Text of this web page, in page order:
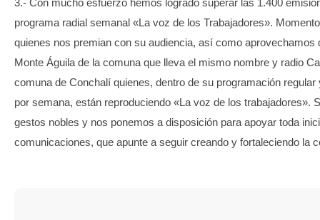
3.- Con mucho esfuerzo hemos logrado superar las 1.400
programa radial semanal «La voz de los Trabajadores».
quienes nos premian con su audiencia, así como aprovechamos
Monte Águila de la comuna que lleva el mismo nombre y radio
comuna de Conchalí quienes, dentro de su programación
por semana, están reproduciendo «La voz de los trabajadores».
gestos nobles y nos ponemos a disposición para apoyar toda
comunicaciones, que apunte a seguir creando y fortaleciendo la